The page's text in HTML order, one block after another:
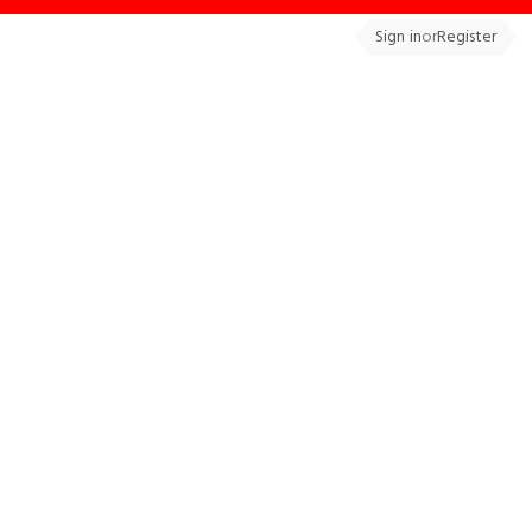
Sign inorRegister